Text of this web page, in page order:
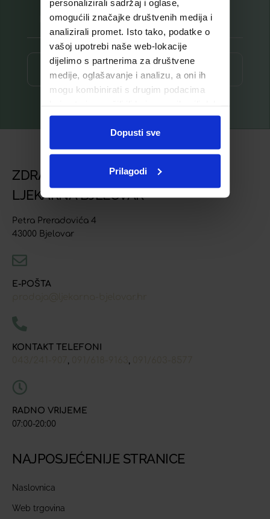
personalizirali sadržaj i oglase,
omogućili značajke društvenih medija i
analizirali promet. Isto tako, podatke o
vašoj upotrebi naše web-lokacije
dijelimo s partnerima za društvene
medije, oglašavanje i analizu, a oni ih
mogu kombinirati s drugim podacima
ste upotrebljavali njihove usluge.
Dopusti sve
Prilagodi
Prijava ⟶
ZDRAVSTVENA USTANOVA
LJEKARNA BJELOVAR
Petra Preradovića 4
43000 Bjelovar
E-POŠTA
KONTAKT TELEFONI
RADNO VRIJEME
07:00-20:00
NAJPOSJEĆENIJE STRANICE
Naslovnica
Web trgovina